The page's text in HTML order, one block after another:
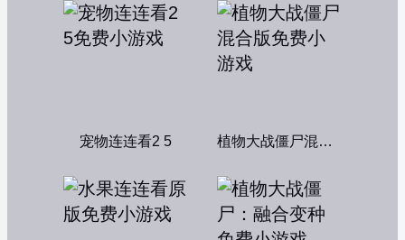
宠物连连看2 5 植物大战僵尸混合版